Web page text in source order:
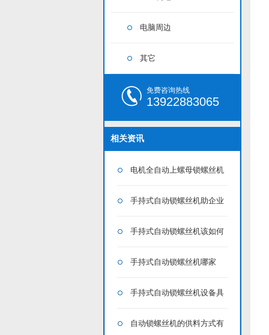
电脑周边
其它
免费咨询热线
13922883065
相关资讯
电机全自动上螺母锁螺丝机
吸附式送拧螺母 四轴吹气式打
螺丝机
手持式自动锁螺丝机助企业
抢占市场
手持式自动锁螺丝机该如何
保养？手持式自动锁螺丝机哪家
好？挑选时着重观察什么？
手持式自动锁螺丝机设备具
备哪些方面的特点？
自动锁螺丝机的供料方式有